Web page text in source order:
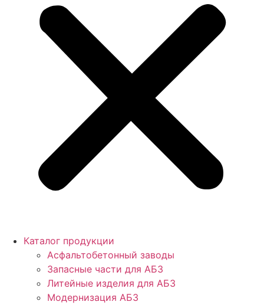
Каталог продукции
Асфальтобетонный заводы
Запасные части для АБЗ
Литейные изделия для АБЗ
Модернизация АБЗ